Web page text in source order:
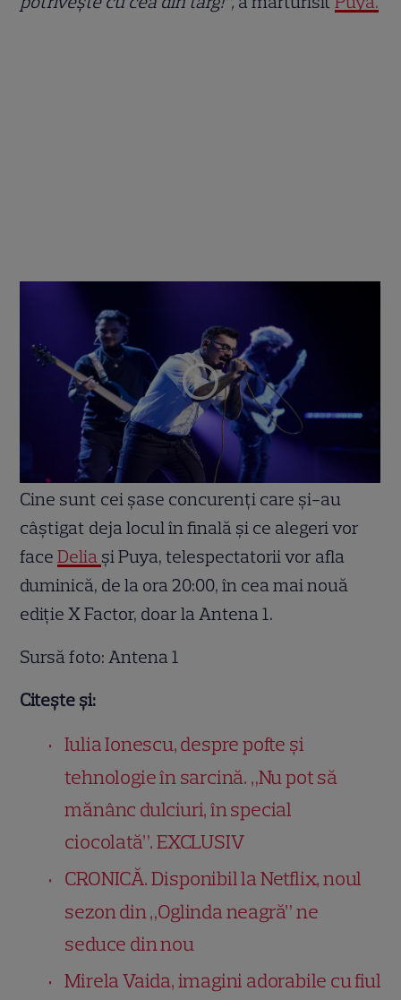
Cine sunt cei șase concurenți care și-au
câștigat deja locul în finală și ce alegeri vor
faceDelia și Puya, telespectatorii vor afla
duminică, de la ora 20:00, în cea mai nouă
ediție X Factor, doar la Antena 1.
Sursă foto: Antena 1
Citește și:
Iulia Ionescu, despre pofte și
tehnologie în sarcină. „Nu pot să
mănânc dulciuri, în special
ciocolată”. EXCLUSIV
CRONICĂ. Disponibil la Netflix, noul
sezon din „Oglinda neagră” ne
seduce din nou
Mirela Vaida, imagini adorabile cu fiul